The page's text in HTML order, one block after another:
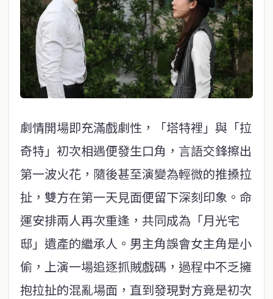
劇情開場即充滿戲劇性，「塔特裡」與「拉
奇特」初次相遇便發生口角，言語交鋒擦出
第一波火花，隨後甚至演變為輕微的推搡拉
扯，雙方在第一天見面便留下深刻印象。命
運安排兩人再次重逢，共同成為「月光宅
邸」遺產的繼承人。男主角誤會女主角是小
偷，上演一場追逐抓賊戲碼，過程中不乏擁
抱拉扯的混亂場面，直到發現對方竟是初次